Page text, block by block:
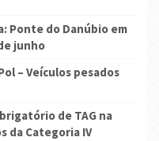
Ponte do Danúbio em
junho
– Veículos pesados
de TAG na
da Categoria IV